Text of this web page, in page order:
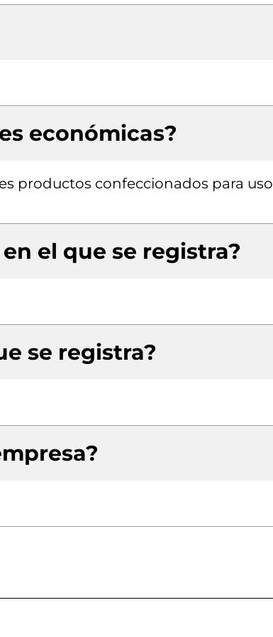
económicas?
productos confeccionados para uso
el que se registra?
se registra?